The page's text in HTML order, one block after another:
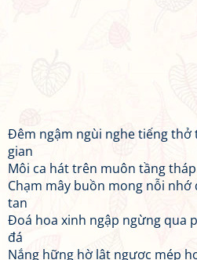
Đêm ngậm ngùi nghe tiếng thở
gian
Môi ca hát trên muôn tầng
Chạm mây buồn mong nỗi nhớ
tan
Đoá hoa xinh ngập ngừng qua
đá
Nắng hững hờ lật ngược mép